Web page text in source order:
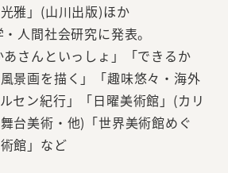
雅」(山川出版)ほか
人間社会研究に発表。
さんといっしょ」「できるか
景画を描く」「趣味悠々・海外
セン紀行」「日曜美術館」(カリ
台美術・他)「世界美術館めぐ
館」など